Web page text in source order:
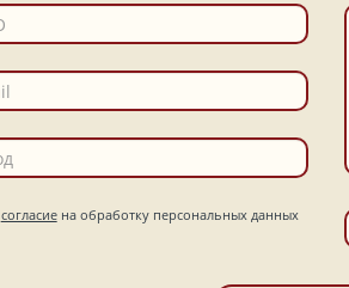
согласиена обработку персональных данных